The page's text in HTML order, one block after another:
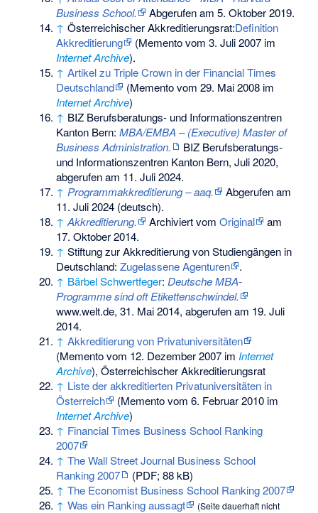
Business School.
Abgerufen am 5. Oktober 2019.
↑ Österreichischer Akkreditierungsrat:Definition
Akkreditierung
(Mementovom 3. Juli 2007 im
Internet Archive).
↑ Artikel zu Triple Crown in der Financial Times
Deutschland
(Mementovom 29. Mai 2008 im
Internet Archive)
↑ BIZ Berufsberatungs- und Informationszentren
Kanton Bern:MBA/EMBA – (Executive) Master of
Business Administration.
BIZ Berufsberatungs-
und Informationszentren Kanton Bern, Juli 2020,
abgerufen am 11. Juli 2024.
↑ Programmakkreditierung – aaq.
Abgerufen am
11. Juli 2024 (deutsch).
↑ Akkreditierung. Archiviert vomOriginal
am
17. Oktober 2014.
↑ Stiftung zur Akkreditierung von Studiengängen in
Deutschland:Zugelassene Agenturen
.
↑ Bärbel Schwertfeger: Deutsche MBA-
Programme sind oft Etikettenschwindel.
www.welt.de, 31. Mai 2014, abgerufen am 19. Juli
2014.
↑ Akkreditierung von Privatuniversitäten
(Mementovom 12. Dezember 2007 im Internet
Archive), Österreichischer Akkreditierungsrat
↑ Liste der akkreditierten Privatuniversitäten in
Österreich
(Mementovom 6. Februar 2010 im
Internet Archive)
↑ Financial Times Business School Ranking
2007
↑ The Wall Street Journal Business School
Ranking 2007
(PDF; 88 kB)
↑ The Economist Business School Ranking 2007
↑ Was ein Ranking aussagt (Seite dauerhaft nicht